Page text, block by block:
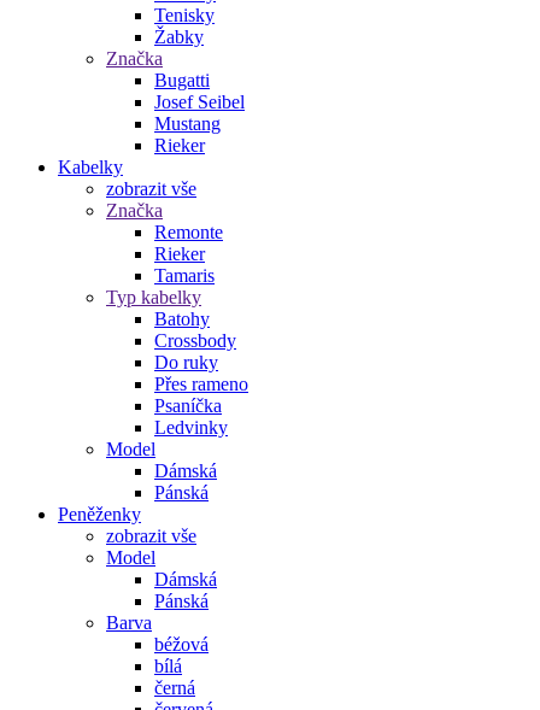
Tenisky
Žabky
Značka
Bugatti
Josef Seibel
Mustang
Rieker
Kabelky
zobrazit vše
Značka
Remonte
Rieker
Tamaris
Typ kabelky
Batohy
Crossbody
Do ruky
Přes rameno
Psaníčka
Ledvinky
Model
Dámská
Pánská
Peněženky
zobrazit vše
Model
Dámská
Pánská
Barva
béžová
bílá
černá